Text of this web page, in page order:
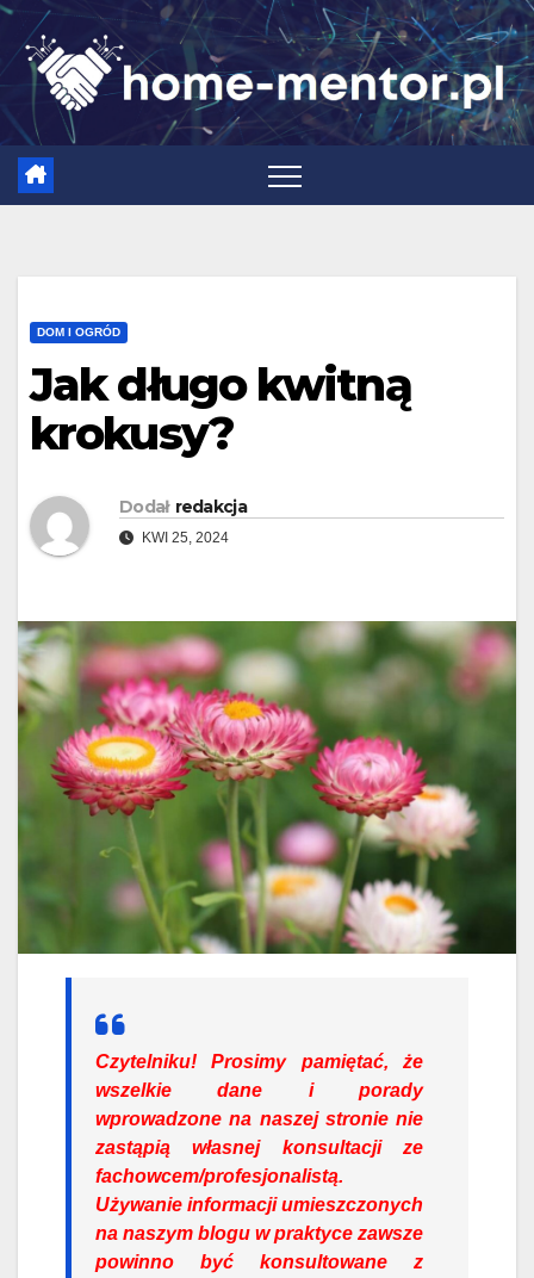
Skip
content
DOM I OGRÓD
Jak długo kwitną
krokusy?
Dodał redakcja
KWI 25, 2024
Czytelniku! Prosimy pamiętać, że
wszelkie dane i porady
wprowadzone na naszej stronie nie
zastąpią własnej konsultacji ze
fachowcem/profesjonalistą.
Używanie informacji umieszczonych
na naszym blogu w praktyce zawsze
powinno być konsultowane z